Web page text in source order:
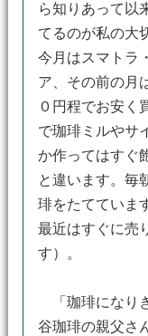
ら知りあって以
てるのが私の大
今月はスマトラ
ア、その前の月
０円程でお安く
で珈琲ミルやサ
か作ってはすぐ
と違います。毎
琲をたてていま
最近はすぐに売
す）。
「珈琲になり
谷珈琲の親父さ